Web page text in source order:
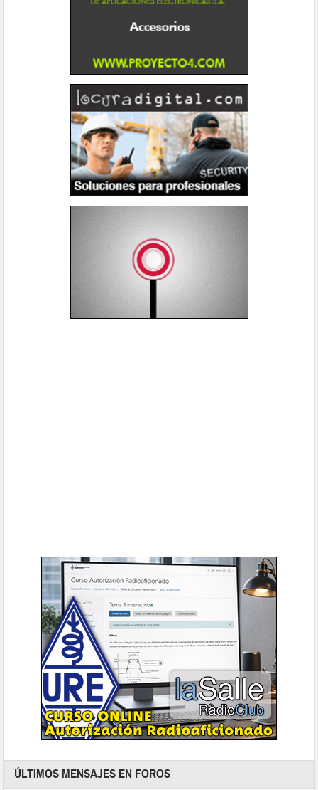
ÚLTIMOS MENSAJES EN FOROS